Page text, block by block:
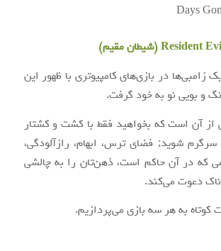
زامبی‌ها در بازی‌های کامپیوتری با ظهور این
و بویی نو به خود گرفت.
از آن است که بخواهید فقط با کشت و کشتار
شوید; فضای ترس، ابهام، رازآلودگی،
که در آن حاکم است، ذهن‌تان را به چالشی
دعوت می‌کند.
کوتاه به هر سه بازی می‌پردازیم.